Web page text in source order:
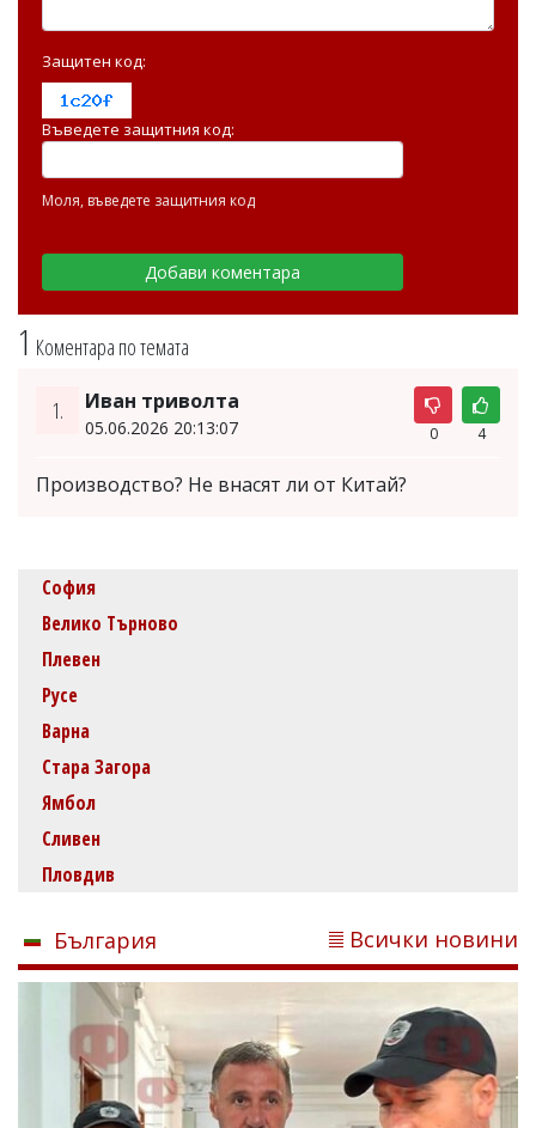
1 Коментара по темата
1. Иван триволта
05.06.2026 20:13:07 0 4
Производство? Не внасят ли от Китай?
Защитен код:
Въведете защитния код:
Моля, въведете защитния код
София
Велико Търново
Плевен
Русе
Варна
Стара Загора
Ямбол
Сливен
Пловдив
България Всички новини